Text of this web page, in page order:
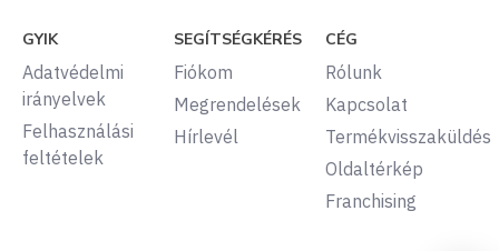
GYIK
Adatvédelmi
irányelvek
Felhasználási
feltételek
SEGÍTSÉGKÉRÉS
Fiókom
Megrendelések
Hírlevél
CÉG
Rólunk
Kapcsolat
Termékvisszaküldés
Oldaltérkép
Franchising